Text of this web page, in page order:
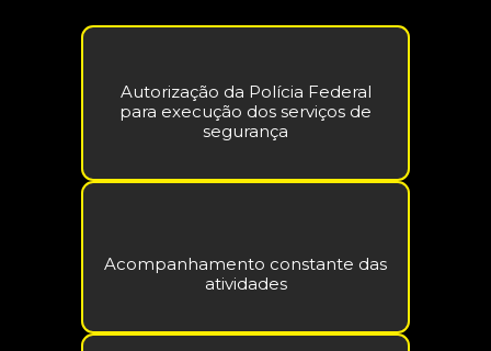
Autorização da Polícia Federal
para execução dos serviços de
segurança
Acompanhamento constante das
atividades